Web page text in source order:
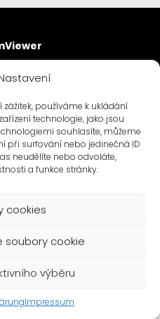
používáme k ukládání
technologie, jako jsou
souhlasíte, můžeme
při surfování nebo jedinečná ID
neudělíte nebo odvoláte,
a funkce stránky.
cookies
soubory cookie
výběru
Impressum